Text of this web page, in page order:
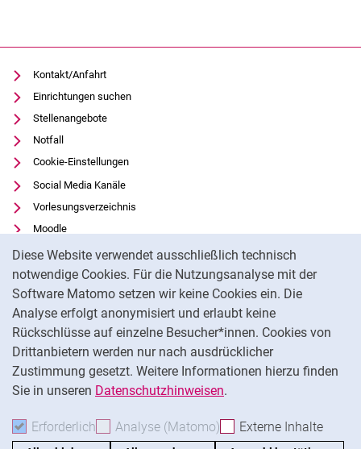
Diese Website verwendet ausschließlich technisch
notwendige Cookies. Für die Nutzungsanalyse mit der
Software Matomo setzen wir keine Cookies ein. Die
Analyse erfolgt anonymisiert und erlaubt keine
Rückschlüsse auf einzelne Besucher*innen. Cookies von
Drittanbietern werden nur nach ausdrücklicher
Zustimmung gesetzt. Weitere Informationen hierzu finden
Sie in unseren Datenschutzhinweisen.
Erforderlich Erforderliche Cookies akzeptieren
Analyse (Matomo) Analyse-Cookies
Externe Inhalte
Kontakt/Anfahrt
Einrichtungen suchen
Stellenangebote
Notfall
Cookie-Einstellungen
Social Media Kanäle
Vorlesungsverzeichnis
Moodle
Panopto
Universitätsbibliothek
Datenschutz
Barrierefreiheit
Transparenter KI-Einsatz